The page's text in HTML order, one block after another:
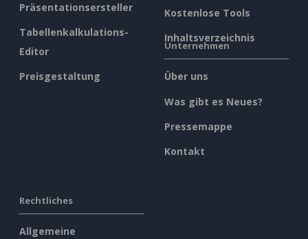
Präsentationsersteller
Tabellenkalkulations-
Editor
Preisgestaltung
Kostenlose Tools
Inhaltsverzeichnis
Unternehmen
Über uns
Was gibt es Neues?
Pressemappe
Kontakt
Rechtliches
Allgemeine